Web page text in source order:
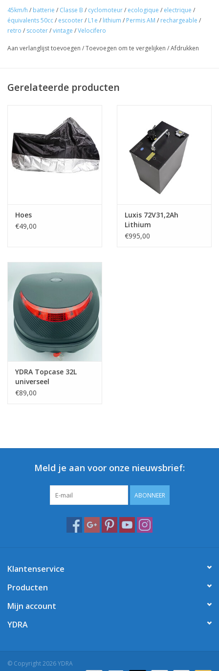
45km/h / batterie / Classe B / cyclomoteur/ ecologique / electrique /
équivalents 50cc/ escooter/ L1e / lithium / Permis AM / rechargeable /
retro / scooter/vintage /Velocifero
Aan verlanglijst toevoegen /Toevoegen om te vergelijken /Afdrukken
Gerelateerde producten
Hoes
€49,00
Luxis 72V31,2Ah
Lithium
€995,00
YDRA Topcase 32L
universeel
€89,00
Meld je aan voor onze nieuwsbrief:
ABONNEER
Klantenservice
Producten
Mijn account
YDRA
© Copyright 2026 YDRA